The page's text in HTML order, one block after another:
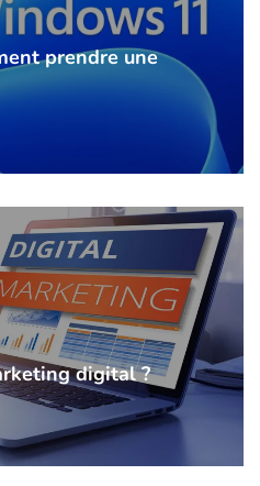
prendre une
digital ?